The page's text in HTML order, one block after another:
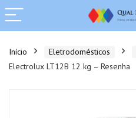
Início Eletrodomésticos
Electrolux LT12B 12 kg – Resenha